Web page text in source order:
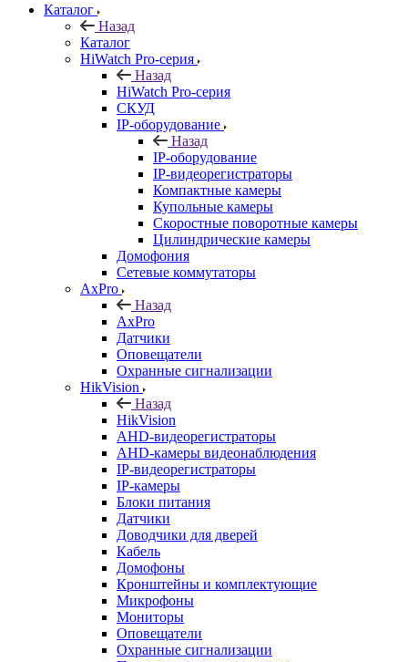
Каталог
Назад
Каталог
HiWatch Pro-серия
Назад
HiWatch Pro-серия
CКУД
IP-оборудование
Назад
IP-оборудование
IP-видеорегистраторы
Компактные камеры
Купольные камеры
Скоростные поворотные камеры
Цилиндрические камеры
Домофония
Сетевые коммутаторы
AxPro
Назад
AxPro
Датчики
Оповещатели
Охранные сигнализации
HikVision
Назад
HikVision
AHD-видеорегистраторы
AHD-камеры видеонаблюдения
IP-видеорегистраторы
IP-камеры
Блоки питания
Датчики
Доводчики для дверей
Кабель
Домофоны
Кронштейны и комплектующие
Микрофоны
Мониторы
Оповещатели
Охранные сигнализации